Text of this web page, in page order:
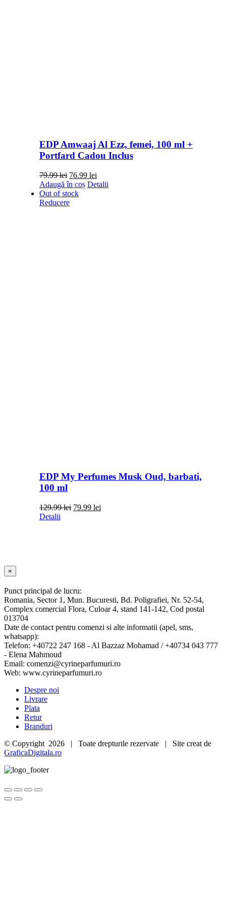
EDP Amwaaj Al Ezz, femei, 100 ml +
Portfard Cadou Inclus
79.99lei Prețul
inițial
a
fost:
76.99 leiPrețul
curent
Adaugă în coș Detalii
Out of stock
Reducere
EDP My Perfumes Musk Oud, barbati,
100 ml
129.99lei Prețul
79.99 leiPrețul
Detalii
Close
product
view
×
Punct principal de lucru:
Romania, Sector 1, Mun. Bucuresti, Bd. Poligrafiei, Nr. 52-54,
Complex comercial Flora, Culoar 4, stand 141-142, Cod postal
013704
Date de contact pentru comenzi si alte informatii (apel, sms,
whatsapp):
Telefon: +40722 247 168 - Al Bazzaz Mohamad / +40734 043 777
- Elena Mahmoud
Email: comenzi@cyrineparfumuri.ro
Web: www.cyrineparfumuri.ro
Despre noi
Livrare
Plata
Retur
Branduri
© Copyright 2026 | Toate drepturile rezervate | Site creat de
GraficaDigitala.ro